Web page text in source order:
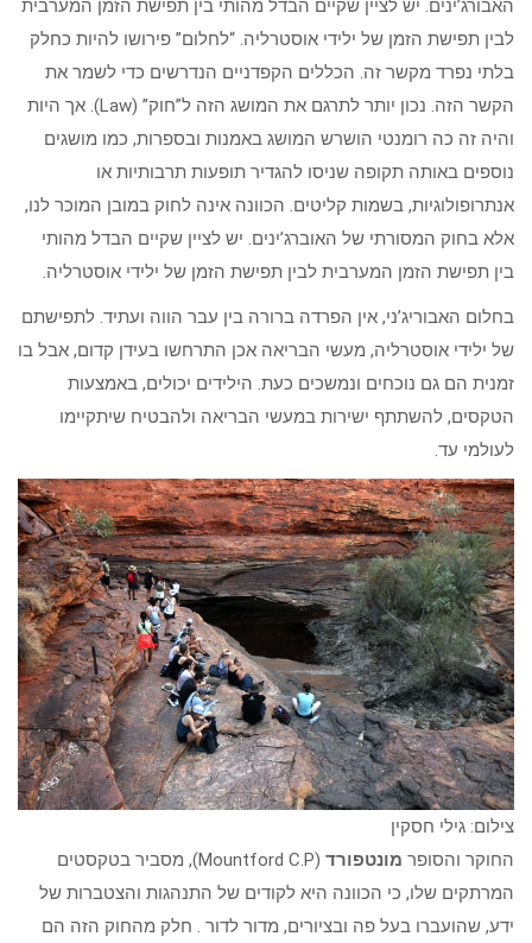
האבורג’ינים. יש לציין שקיים הבדל מהותי בין תפישת הזמן המערבית
לבין תפישת הזמן של ילידי אוסטרליה. “לחלום” פירושו להיות כחלק
בלתי נפרד מקשר זה. הכללים הקפדניים הנדרשים כדי לשמר את
הקשר הזה. נכון יותר לתרגם את המושג הזה ל”חוק” (Law). אך היות
והיה זה כה רומנטי הושרש המושג באמנות ובספרות, כמו מושגים
נוספים באותה תקופה שניסו להגדיר תופעות תרבותיות או
אנתרופולוגיות, בשמות קליטים. הכוונה אינה לחוק במובן המוכר לנו,
אלא בחוק המסורתי של האוברג’ינים. יש לציין שקיים הבדל מהותי
בין תפישת הזמן המערבית לבין תפישת הזמן של ילידי אוסטרליה.
בחלום האבוריג’ני, אין הפרדה ברורה בין עבר הווה ועתיד. לתפישתם
של ילידי אוסטרליה, מעשי הבריאה אכן התרחשו בעידן קדום, אבל בו
זמנית הם גם נוכחים ונמשכים כעת. הילידים יכולים, באמצעות
הטקסים, להשתתף ישירות במעשי הבריאה ולהבטיח שיתקיימו
לעולמי עד.
צילום: גילי חסקין
החוקר והסופר מונטפורד
(Mountford C.P), מסביר בטקסטים
המרתקים שלו, כי הכוונה היא לקודים של התנהגות והצטברות של
ידע, שהועברו בעל פה ובציורים, מדור לדור . חלק מהחוק הזה הם